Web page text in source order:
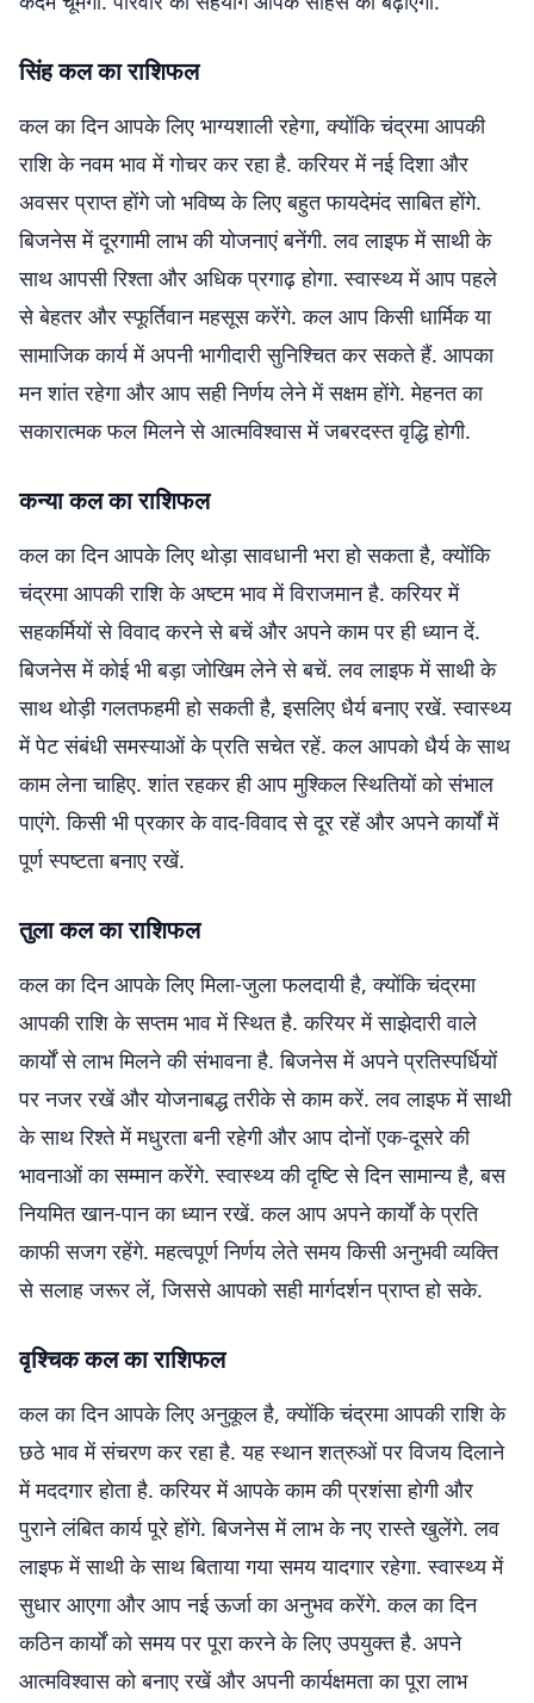
सिंह कल का राशिफल
कल का दिन आपके लिए भाग्यशाली रहेगा, क्योंकि चंद्रमा आपकी
राशि के नवम भाव में गोचर कर रहा है. करियर में नई दिशा और
अवसर प्राप्त होंगे जो भविष्य के लिए बहुत फायदेमंद साबित होंगे.
बिजनेस में दूरगामी लाभ की योजनाएं बनेंगी. लव लाइफ में साथी के
साथ आपसी रिश्ता और अधिक प्रगाढ़ होगा. स्वास्थ्य में आप पहले
से बेहतर और स्फूर्तिवान महसूस करेंगे. कल आप किसी धार्मिक या
सामाजिक कार्य में अपनी भागीदारी सुनिश्चित कर सकते हैं. आपका
मन शांत रहेगा और आप सही निर्णय लेने में सक्षम होंगे. मेहनत का
सकारात्मक फल मिलने से आत्मविश्वास में जबरदस्त वृद्धि होगी.
कन्या कल का राशिफल
कल का दिन आपके लिए थोड़ा सावधानी भरा हो सकता है, क्योंकि
चंद्रमा आपकी राशि के अष्टम भाव में विराजमान है. करियर में
सहकर्मियों से विवाद करने से बचें और अपने काम पर ही ध्यान दें.
बिजनेस में कोई भी बड़ा जोखिम लेने से बचें. लव लाइफ में साथी के
साथ थोड़ी गलतफहमी हो सकती है, इसलिए धैर्य बनाए रखें. स्वास्थ्य
में पेट संबंधी समस्याओं के प्रति सचेत रहें. कल आपको धैर्य के साथ
काम लेना चाहिए. शांत रहकर ही आप मुश्किल स्थितियों को संभाल
पाएंगे. किसी भी प्रकार के वाद-विवाद से दूर रहें और अपने कार्यों में
पूर्ण स्पष्टता बनाए रखें.
तुला कल का राशिफल
कल का दिन आपके लिए मिला-जुला फलदायी है, क्योंकि चंद्रमा
आपकी राशि के सप्तम भाव में स्थित है. करियर में साझेदारी वाले
कार्यों से लाभ मिलने की संभावना है. बिजनेस में अपने प्रतिस्पर्धियों
पर नजर रखें और योजनाबद्ध तरीके से काम करें. लव लाइफ में साथी
के साथ रिश्ते में मधुरता बनी रहेगी और आप दोनों एक-दूसरे की
भावनाओं का सम्मान करेंगे. स्वास्थ्य की दृष्टि से दिन सामान्य है, बस
नियमित खान-पान का ध्यान रखें. कल आप अपने कार्यों के प्रति
काफी सजग रहेंगे. महत्वपूर्ण निर्णय लेते समय किसी अनुभवी व्यक्ति
से सलाह जरूर लें, जिससे आपको सही मार्गदर्शन प्राप्त हो सके.
वृश्चिक कल का राशिफल
कल का दिन आपके लिए अनुकूल है, क्योंकि चंद्रमा आपकी राशि के
छठे भाव में संचरण कर रहा है. यह स्थान शत्रुओं पर विजय दिलाने
में मददगार होता है. करियर में आपके काम की प्रशंसा होगी और
पुराने लंबित कार्य पूरे होंगे. बिजनेस में लाभ के नए रास्ते खुलेंगे. लव
लाइफ में साथी के साथ बिताया गया समय यादगार रहेगा. स्वास्थ्य में
सुधार आएगा और आप नई ऊर्जा का अनुभव करेंगे. कल का दिन
कठिन कार्यों को समय पर पूरा करने के लिए उपयुक्त है. अपने
आत्मविश्वास को बनाए रखें और अपनी कार्यक्षमता का पूरा लाभ